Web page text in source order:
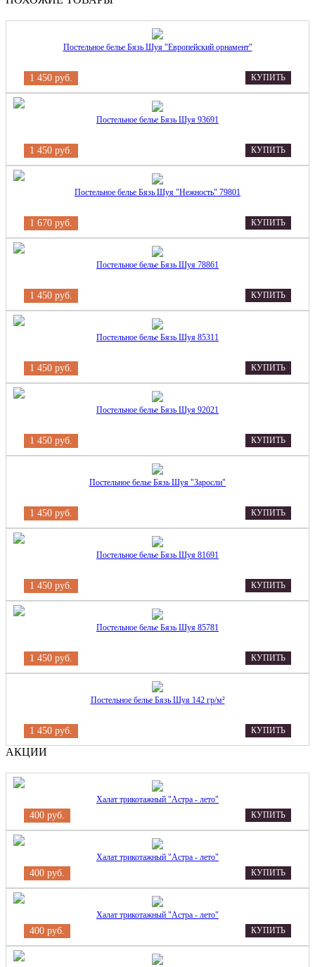
Постельное белье Бязь Шуя "Европейский орнамент"
1 450 руб. КУПИТЬ
Постельное белье Бязь Шуя 93691
1 450 руб. КУПИТЬ
Постельное белье Бязь Шуя "Нежность" 79801
1 670 руб. КУПИТЬ
Постельное белье Бязь Шуя 78861
1 450 руб. КУПИТЬ
Постельное белье Бязь Шуя 85311
1 450 руб. КУПИТЬ
Постельное белье Бязь Шуя 92021
1 450 руб. КУПИТЬ
Постельное белье Бязь Шуя "Заросли"
1 450 руб. КУПИТЬ
Постельное белье Бязь Шуя 81691
1 450 руб. КУПИТЬ
Постельное белье Бязь Шуя 85781
1 450 руб. КУПИТЬ
Постельное белье Бязь Шуя 142 гр/м²
1 450 руб. КУПИТЬ
АКЦИИ
Халат трикотажный "Астра - лето"
400 руб. КУПИТЬ
Халат трикотажный "Астра - лето"
400 руб. КУПИТЬ
Халат трикотажный "Астра - лето"
400 руб. КУПИТЬ